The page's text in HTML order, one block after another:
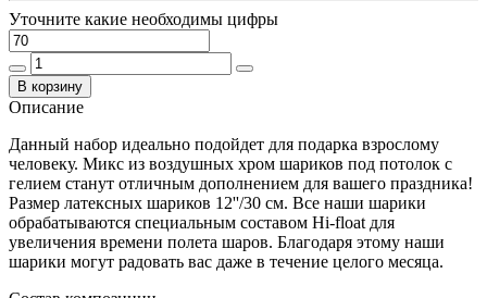
Уточните какие необходимы цифры
В корзину
Описание
Данный набор идеально подойдет для подарка взрослому
человеку. Микс из воздушных хром шариков под потолок с
гелием станут отличным дополнением для вашего праздника!
Размер латексных шариков 12''/30 см. Все наши шарики
обрабатываются специальным составом Hi-float для
увеличения времени полета шаров. Благодаря этому наши
шарики могут радовать вас даже в течение целого месяца.